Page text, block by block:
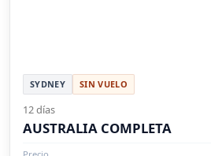
SYDNEY SIN VUELO
12 días
AUSTRALIA COMPLETA